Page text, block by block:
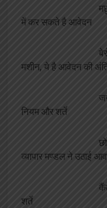
में कर सकते है आवेदन
मशीन, ये है आवेदन की
नियम और शर्ते
व्यापार मण्डल ने उठाई
शर्ते